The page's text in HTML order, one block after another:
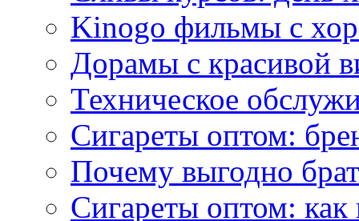
Kinogo фильмы с
Дорамы с красивой
Техническое
Сигареты оптом:
Почему выгодно
Сигареты оптом: как